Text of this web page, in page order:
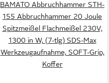
BAMATO Abbruchhammer STH-
155 Abbruchhammer 20 Joule
Spitzmeißel Flachmeißel 230V,
1300 in W, (7-tlg) SDS-Max
Werkzeugaufnahme, SOFT-Grip,
Koffer